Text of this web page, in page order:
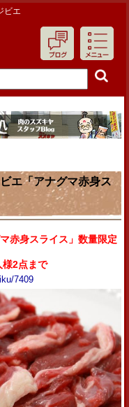
ビエ
エ「アナグマ赤身ス
赤身スライス」数量限定
2点まで
7409